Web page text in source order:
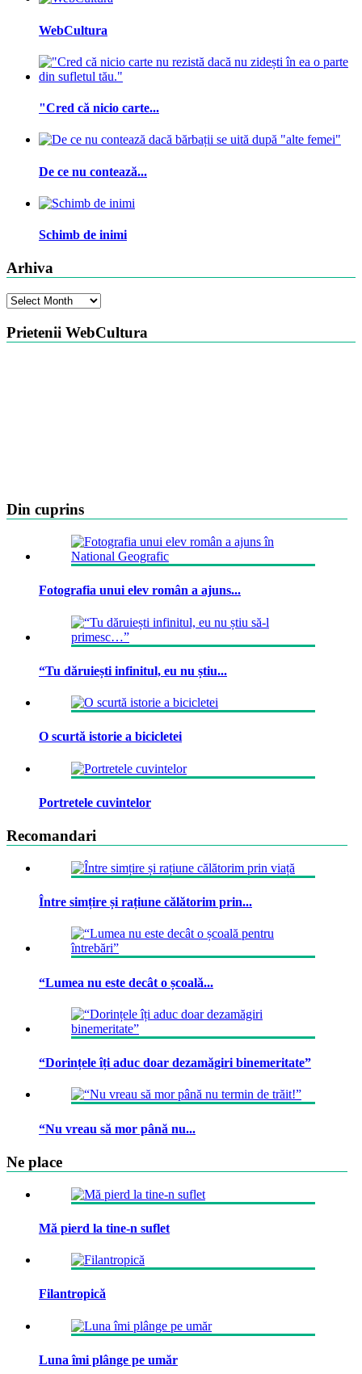
WebCultura
"Cred că nicio carte...
De ce nu contează...
Schimb de inimi
Arhiva
Arhiva
Prietenii WebCultura
Din cuprins
Fotografia unui elev român a ajuns...
“Tu dăruiești infinitul, eu nu știu...
O scurtă istorie a bicicletei
Portretele cuvintelor
Recomandari
Între simțire și rațiune călătorim prin...
“Lumea nu este decât o școală...
“Dorințele îți aduc doar dezamăgiri binemeritate”
“Nu vreau să mor până nu...
Ne place
Mă pierd la tine-n suflet
Filantropică
Luna îmi plânge pe umăr